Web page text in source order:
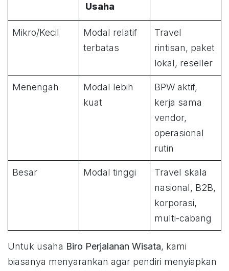
Usaha
Mikro/Kecil
Modal relatif
terbatas
Travel
rintisan, paket
lokal, reseller
Menengah
Modal lebih
kuat
BPW aktif,
kerja sama
vendor,
operasional
rutin
Besar Modal tinggi
Travel skala
nasional, B2B,
korporasi,
multi-cabang
Untuk usaha Biro Perjalanan Wisata, kami
biasanya menyarankan agar pendiri menyiapkan